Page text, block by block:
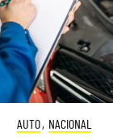
AUTO, NACIONAL